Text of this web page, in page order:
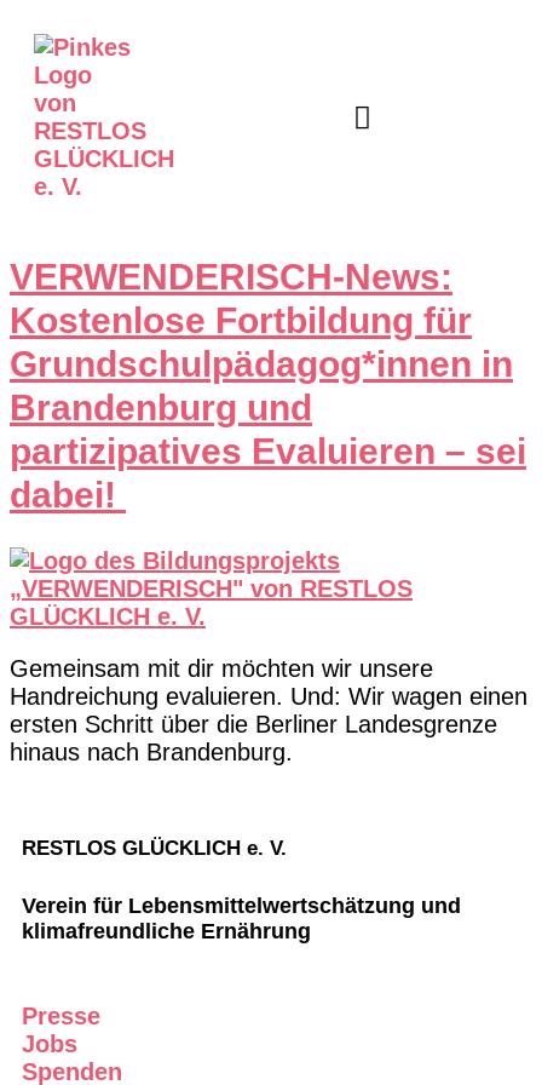
VERWENDERISCH-News:
Kostenlose Fortbildung für
Grundschulpädagog*innen in
Brandenburg und
partizipatives Evaluieren – sei
dabei!
Gemeinsam mit dir möchten wir unsere
Handreichung evaluieren. Und: Wir wagen einen
ersten Schritt über die Berliner Landesgrenze
hinaus nach Brandenburg.
RESTLOS GLÜCKLICH e. V.
Verein für Lebensmittelwertschätzung und
klimafreundliche Ernährung
Presse
Jobs
Spenden